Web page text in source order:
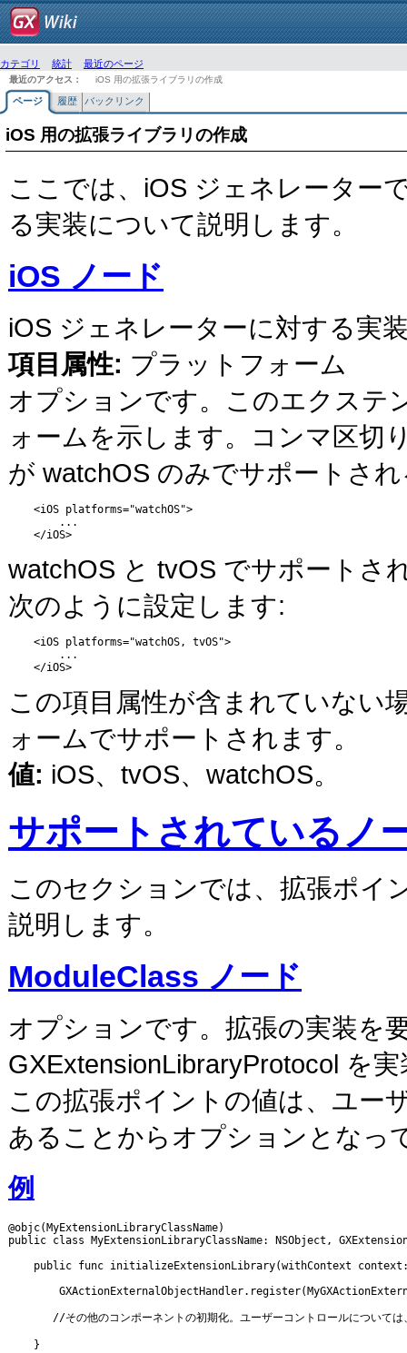
カテゴリ 統計
最近のページ
最近のアクセス：
iOS 用の拡張ライブラリの作成
ページ 履歴 バックリンク
iOS 用の拡張ライブラリの作成
ここでは、iOS ジェネレーター
る実装について説明します。
iOS ノード
iOS ジェネレーターに対する実
項目属性: プラットフォーム
オプションです。このエクステ
ォームを示します。コンマ区切
が watchOS のみでサポートさ
    <iOS platforms="watchOS">
        ...
    </iOS>
watchOS と tvOS でサポートさ
次のように設定します:
    <iOS platforms="watchOS, tvOS">
        ...
</iOS>
この項目属性が含まれていない
ォームでサポートされます。
値: iOS、tvOS、watchOS。
サポートされているノ
このセクションでは、拡張ポイ
説明します。
ModuleClass ノード
オプションです。拡張の実装を
GXExtensionLibraryProtocol を
この拡張ポイントの値は、ユー
あることからオプションとなっ
例
@objc(MyExtensionLibraryClassName)
public class MyExtensionLibraryClassName: NSObject,
public func initializeExtensionLibrary(withContext
//その他のコンポーネントの初期化。ユーザーコントロールについて
    }